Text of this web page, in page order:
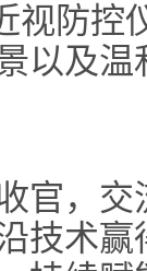
防控
以及
，交
技术